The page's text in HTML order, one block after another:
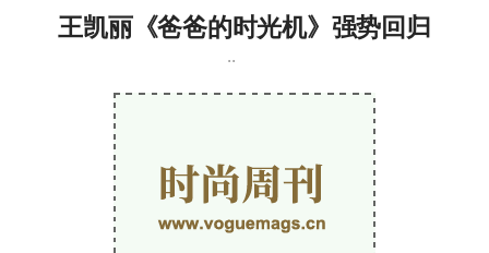
王凯丽《爸爸的时光机》强势回归
..